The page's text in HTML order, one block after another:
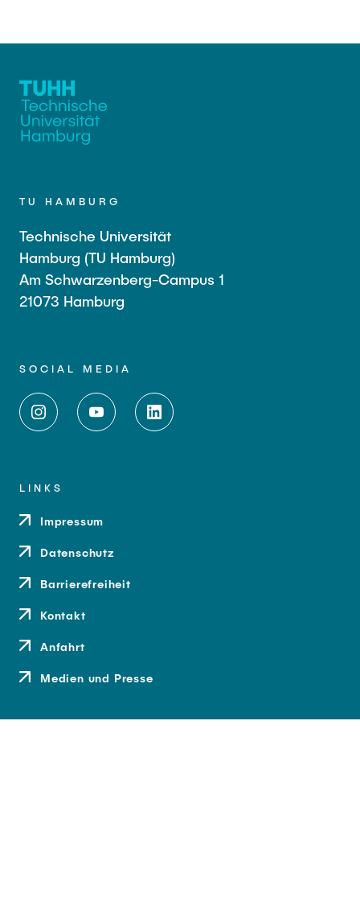
TU HAMBURG
Technische Universität
Hamburg (TU Hamburg)
Am Schwarzenberg-Campus 1
21073 Hamburg
SOCIAL MEDIA
LINKS
Impressum
Datenschutz
Barrierefreiheit
Kontakt
Anfahrt
Medien und Presse